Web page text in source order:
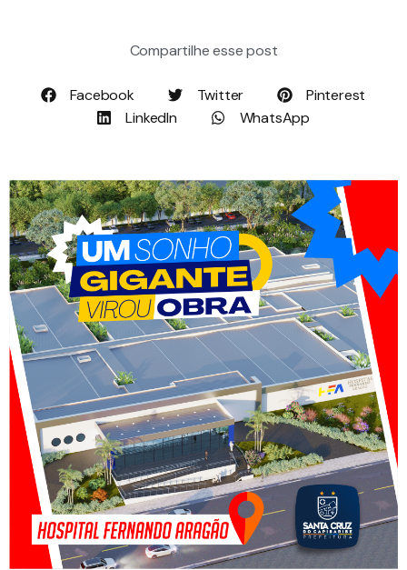
Compartilhe esse post
Facebook Twitter
Pinterest
LinkedIn
WhatsApp